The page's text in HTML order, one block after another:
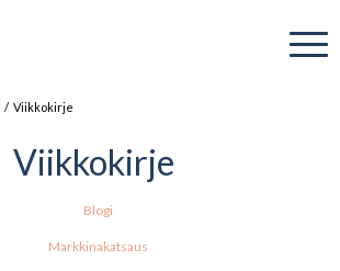
/ Viikkokirje
Viikkokirje
Blogi
Markkinakatsaus